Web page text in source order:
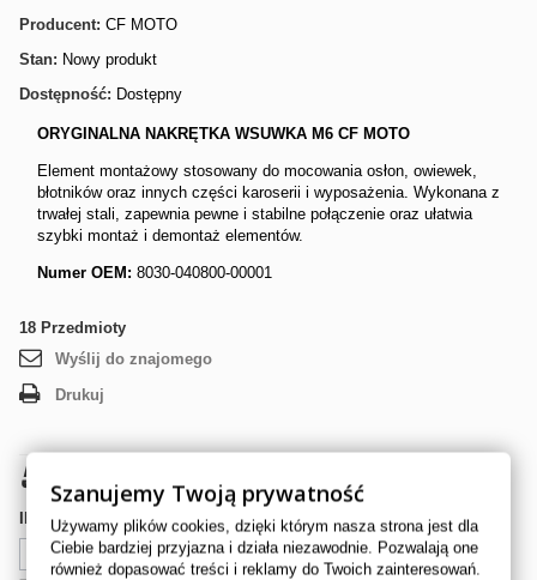
Producent: CF MOTO
Stan: Nowy produkt
Dostępność: Dostępny
ORYGINALNA NAKRĘTKA WSUWKA M6 CF MOTO
Element montażowy stosowany do mocowania osłon, owiewek,
błotników oraz innych części karoserii i wyposażenia. Wykonana z
trwałej stali, zapewnia pewne i stabilne połączenie oraz ułatwia
szybki montaż i demontaż elementów.
Numer OEM: 8030-040800-00001
18 Przedmioty
Wyślij do znajomego
Drukuj
5,00 zł brutto
Ilość
Szanujemy Twoją prywatność
Używamy plików cookies, dzięki którym nasza strona jest dla
Ciebie bardziej przyjazna i działa niezawodnie. Pozwalają one
również dopasować treści i reklamy do Twoich zainteresowań.